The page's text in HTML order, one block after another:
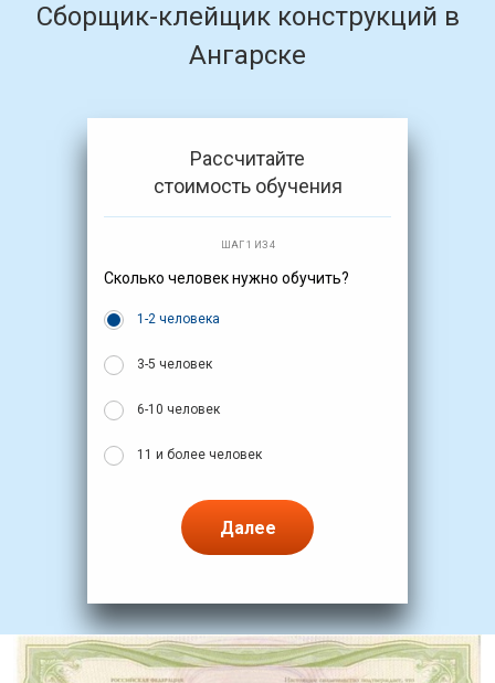
Сборщик-клейщик конструкций в
Ангарске
Рассчитайте
стоимость обучения
ШАГ 1 ИЗ 4
Сколько человек нужно обучить?
1-2 человека
3-5 человек
6-10 человек
11 и более человек
Далее